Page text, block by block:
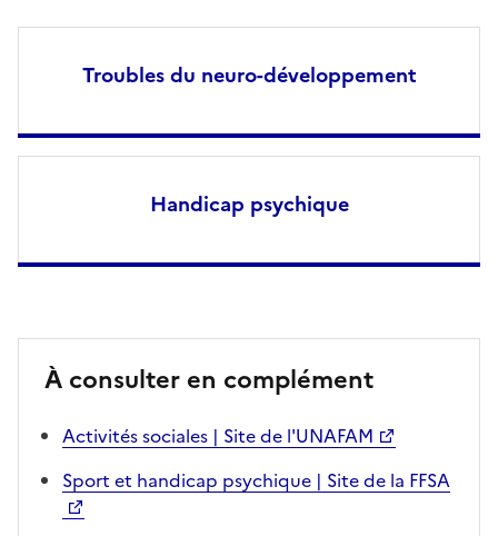
Troubles du neuro-développement
Handicap psychique
À consulter en complément
Activités sociales | Site de l'UNAFAM
Sport et handicap psychique | Site de la FFSA